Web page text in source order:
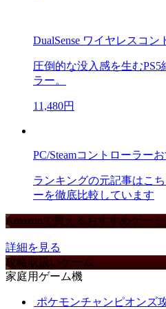
DualSense ワイヤレスコン
圧倒的な没入感を生む
ラー。
11,480円
PC/Steamコントローラー
ランキングの元記事はこ
ーを徹底比較しています
Amazonで買えるおすすめゲー
詳細を見る
攻略取扱いゲーム
家庭用ゲーム機
ポケモンチャンピオンズ